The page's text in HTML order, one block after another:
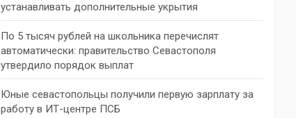
устанавливать дополнительные укрытия
По 5 тысяч рублей на школьника перечислят
автоматически: правительство Севастополя
утвердило порядок выплат
Юные севастопольцы получили первую зарплату за
работу в ИТ-центре ПСБ